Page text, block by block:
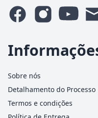
Sobre nós
Detalhamento do Processo
Termos e condições